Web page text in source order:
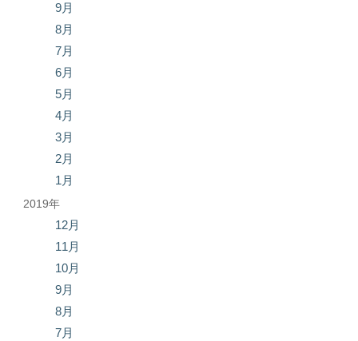
9月
8月
7月
6月
5月
4月
3月
2月
1月
2019年
12月
11月
10月
9月
8月
7月